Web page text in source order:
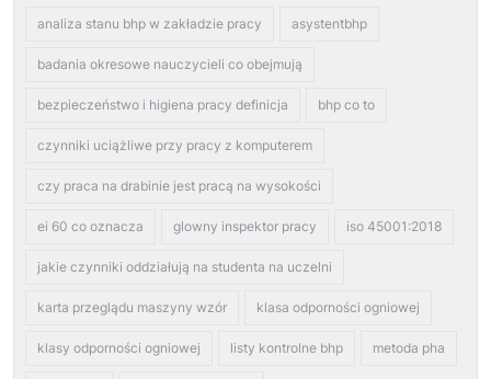
analiza stanu bhp w zakładzie pracy asystentbhp
badania okresowe nauczycieli co obejmują
bezpieczeństwo i higiena pracy definicja bhp co to
czynniki uciążliwe przy pracy z komputerem
czy praca na drabinie jest pracą na wysokości
ei 60 co oznacza glowny inspektor pracy iso 45001:2018
jakie czynniki oddziałują na studenta na uczelni
karta przeglądu maszyny wzór klasa odporności ogniowej
klasy odporności ogniowej listy kontrolne bhp metoda pha